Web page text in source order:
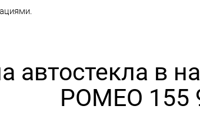
автостекла в
РОМЕО 155